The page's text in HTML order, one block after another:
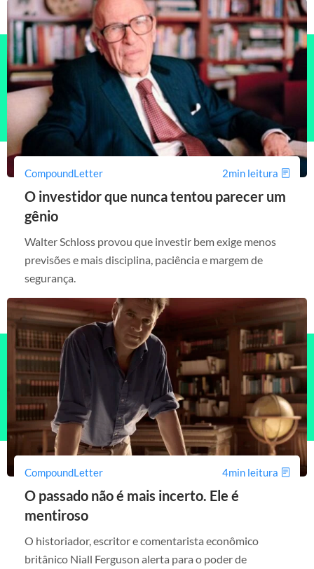
CompoundLetter 2min leitura
O investidor que nunca tentou parecer um
gênio
Walter Schloss provou que investir bem exige menos
previsões e mais disciplina, paciência e margem de
segurança.
CompoundLetter 4min leitura
O passado não é mais incerto. Ele é
mentiroso
O historiador, escritor e comentarista econômico
britânico Niall Ferguson alerta para o poder de